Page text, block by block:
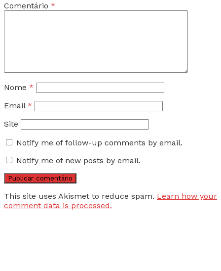
Comentário *
Nome *
Email *
Site
Notify me of follow-up comments by email.
Notify me of new posts by email.
This site uses Akismet to reduce spam. Learn how your
comment data is processed.